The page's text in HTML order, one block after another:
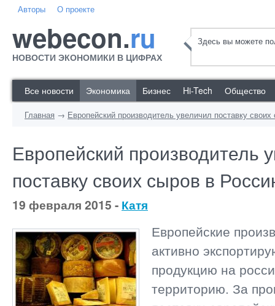
Авторы О проекте
webecon.ru
НОВОСТИ ЭКОНОМИКИ В ЦИФРАХ
Здесь вы можете
Все новости Экономика Бизнес Hi-Tech Общество
Главная → Европейский производитель увеличил поставку
Европейский производитель
поставку своих сыров в
19 февраля 2015 - Катя
Европейские
активно
продукцию на
территорию. За